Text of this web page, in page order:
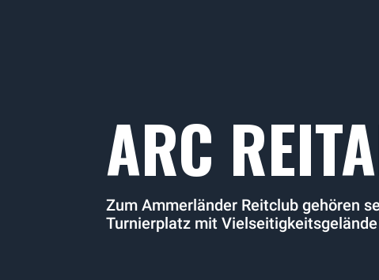
ARC
Zum Ammerländer Reitclub gehören
Turnierplatz mit